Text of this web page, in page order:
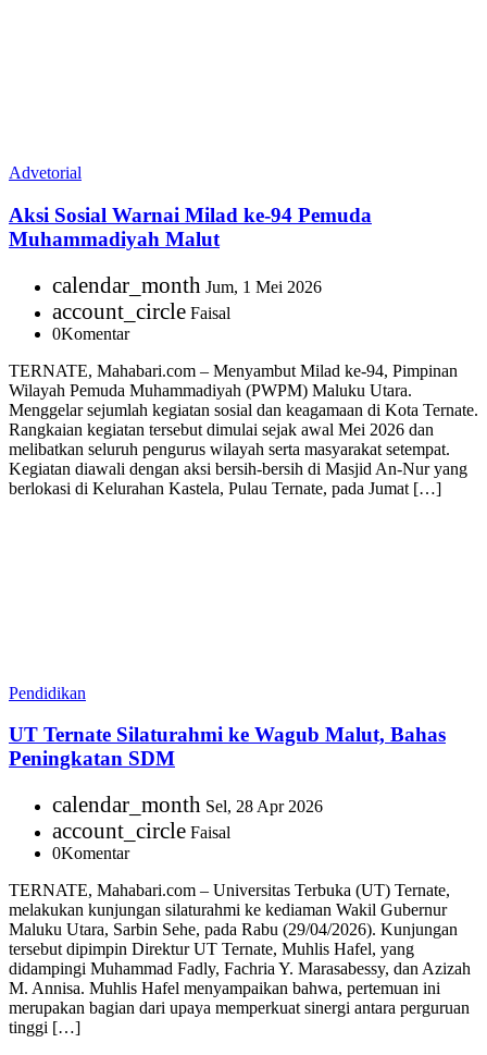
Advetorial
Aksi Sosial Warnai Milad ke-94 Pemuda
Muhammadiyah Malut
calendar_month Jum, 1 Mei 2026
account_circle Faisal
0Komentar
TERNATE, Mahabari.com – Menyambut Milad ke-94, Pimpinan
Wilayah Pemuda Muhammadiyah (PWPM) Maluku Utara.
Menggelar sejumlah kegiatan sosial dan keagamaan di Kota Ternate.
Rangkaian kegiatan tersebut dimulai sejak awal Mei 2026 dan
melibatkan seluruh pengurus wilayah serta masyarakat setempat.
Kegiatan diawali dengan aksi bersih-bersih di Masjid An-Nur yang
berlokasi di Kelurahan Kastela, Pulau Ternate, pada Jumat […]
Pendidikan
UT Ternate Silaturahmi ke Wagub Malut, Bahas
Peningkatan SDM
calendar_month Sel, 28 Apr 2026
account_circle Faisal
0Komentar
TERNATE, Mahabari.com – Universitas Terbuka (UT) Ternate,
melakukan kunjungan silaturahmi ke kediaman Wakil Gubernur
Maluku Utara, Sarbin Sehe, pada Rabu (29/04/2026). Kunjungan
tersebut dipimpin Direktur UT Ternate, Muhlis Hafel, yang
didampingi Muhammad Fadly, Fachria Y. Marasabessy, dan Azizah
M. Annisa. Muhlis Hafel menyampaikan bahwa, pertemuan ini
merupakan bagian dari upaya memperkuat sinergi antara perguruan
tinggi […]